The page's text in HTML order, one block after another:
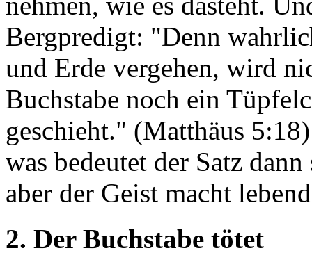
Bergpredigt: "Denn
und Erde vergehen, wird
Buchstabe noch ein
geschieht." (Matthäus
was bedeutet der Satz
aber der Geist macht
2. Der Buchstabe tötet